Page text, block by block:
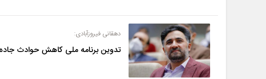
دهقانی فیروزآبادی:
تدوین برنامه ملی کاهش حوادث